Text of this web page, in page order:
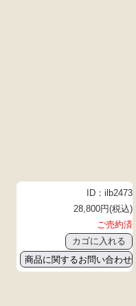
ID：ilb2473
28,800円(税込)
ご売約済
商品に関するお問い合わせ